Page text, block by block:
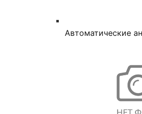
Автоматические